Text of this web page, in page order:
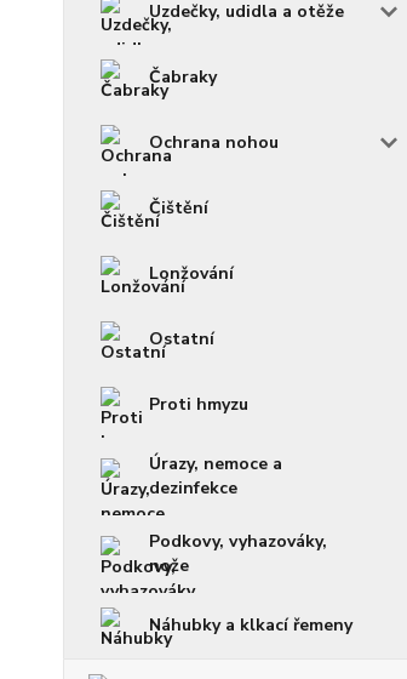
Uzdečky, udidla a otěže
Čabraky
Ochrana nohou
Čištění
Lonžování
Ostatní
Proti hmyzu
Úrazy, nemoce a
dezinfekce
Podkovy, vyhazováky,
nože
Náhubky a klkací řemeny